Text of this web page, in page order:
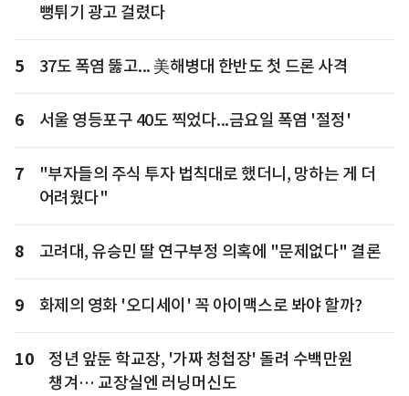
뻥튀기 광고 걸렸다
5 37도 폭염 뚫고... 美해병대 한반도 첫 드론 사격
6 서울 영등포구 40도 찍었다...금요일 폭염 '절정'
7
"부자들의 주식 투자 법칙대로 했더니, 망하는 게 더
어려웠다"
8 고려대, 유승민 딸 연구부정 의혹에 "문제없다" 결론
9 화제의 영화 '오디세이' 꼭 아이맥스로 봐야 할까?
10
정년 앞둔 학교장, '가짜 청첩장' 돌려 수백만원
챙겨… 교장실엔 러닝머신도